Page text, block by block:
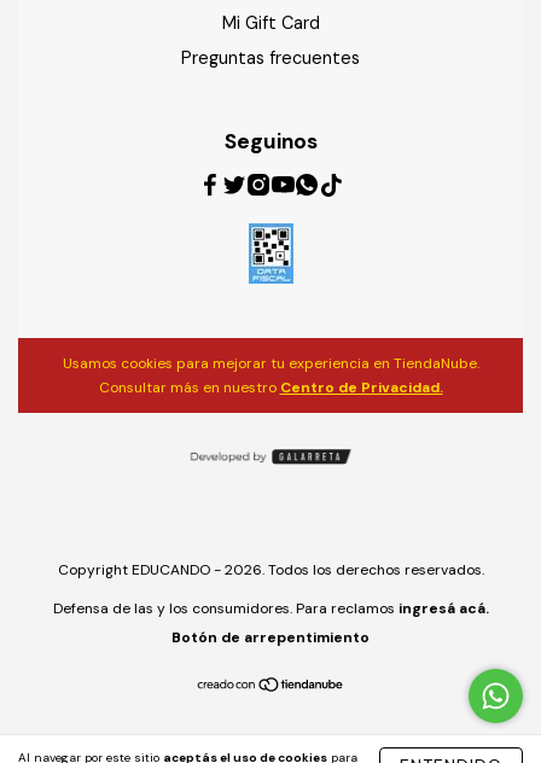
Al navegar por este sitio aceptás el uso de cookies para
Mi Gift Card
Preguntas frecuentes
Seguinos
Usamos cookies para mejorar tu experiencia en TiendaNube.
Consultar más en nuestro Centro de Privacidad.
Copyright EDUCANDO - 2026. Todos los derechos reservados.
Defensa de las y los consumidores. Para reclamos ingresá acá.
Botón de arrepentimiento